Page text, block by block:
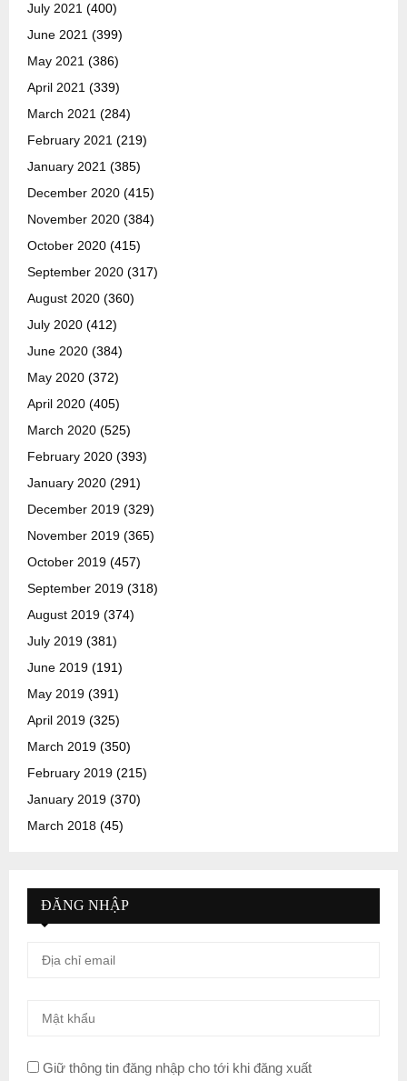
July 2021 (400)
June 2021 (399)
May 2021 (386)
April 2021 (339)
March 2021 (284)
February 2021 (219)
January 2021 (385)
December 2020 (415)
November 2020 (384)
October 2020 (415)
September 2020 (317)
August 2020 (360)
July 2020 (412)
June 2020 (384)
May 2020 (372)
April 2020 (405)
March 2020 (525)
February 2020 (393)
January 2020 (291)
December 2019 (329)
November 2019 (365)
October 2019 (457)
September 2019 (318)
August 2019 (374)
July 2019 (381)
June 2019 (191)
May 2019 (391)
April 2019 (325)
March 2019 (350)
February 2019 (215)
January 2019 (370)
March 2018 (45)
ĐĂNG NHẬP
Giữ thông tin đăng nhập cho tới khi đăng xuất